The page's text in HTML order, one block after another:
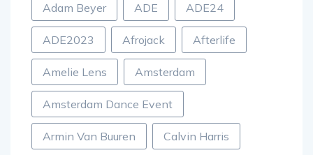
Adam Beyer ADE ADE24
ADE2023 Afrojack Afterlife
Amelie Lens Amsterdam
Amsterdam Dance Event
Armin Van Buuren Calvin Harris